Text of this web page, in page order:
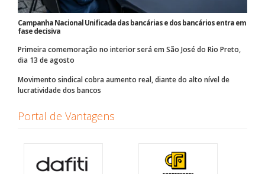
Campanha Nacional Unificada das bancárias e dos bancários entra em
fase decisiva
Primeira comemoração no interior será em São José do Rio Preto,
dia 13 de agosto
Movimento sindical cobra aumento real, diante do alto nível de
lucratividade dos bancos
Portal de Vantagens